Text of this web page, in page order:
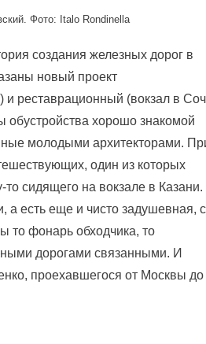
Фото: Italo Rondinella
создания железных дорог в
новый проект
и реставрационный (вокзал в
обустройства хорошо знакомой
молодыми архитекторами.
один из которых
то сидящего на вокзале в Казани.
а есть еще и чисто задушевная, с
то фонарь обходчика, то
дорогами связанными. И
проехавшегося от Москвы до